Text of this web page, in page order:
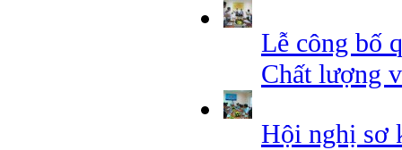
Lễ công bố
Chất lượng
Hội nghị sơ